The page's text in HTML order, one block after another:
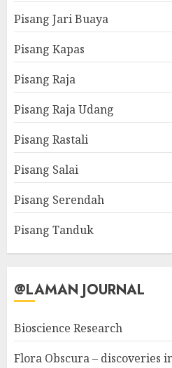
Pisang Jari Buaya
Pisang Kapas
Pisang Raja
Pisang Raja Udang
Pisang Rastali
Pisang Salai
Pisang Serendah
Pisang Tanduk
@LAMAN JOURNAL
Bioscience Research
Flora Obscura – discoveries